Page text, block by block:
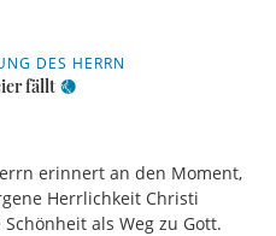
DES HERRN
fällt
erinnert an den Moment,
Herrlichkeit Christi
als Weg zu Gott.